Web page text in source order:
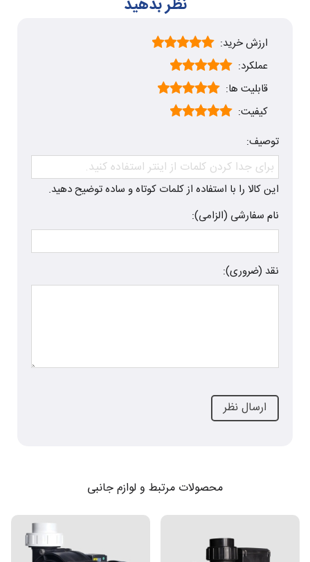
نظر بدهید
ارزش خرید:
عملکرد:
قابلیت ها:
کیفیت:
توصیف:
این کالا را با استفاده از کلمات کوتاه و ساده توضیح دهید.
نام سفارشی (الزامی):
نقد (ضروری):
محصولات مرتبط و لوازم جانبی